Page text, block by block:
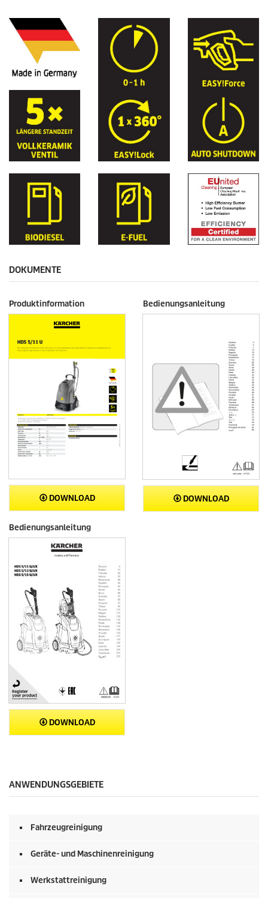
DOKUMENTE
Produktinformation
DOWNLOAD
Bedienungsanleitung
DOWNLOAD
Bedienungsanleitung
DOWNLOAD
ANWENDUNGSGEBIETE
Fahrzeugreinigung
Geräte- und Maschinenreinigung
Werkstattreinigung